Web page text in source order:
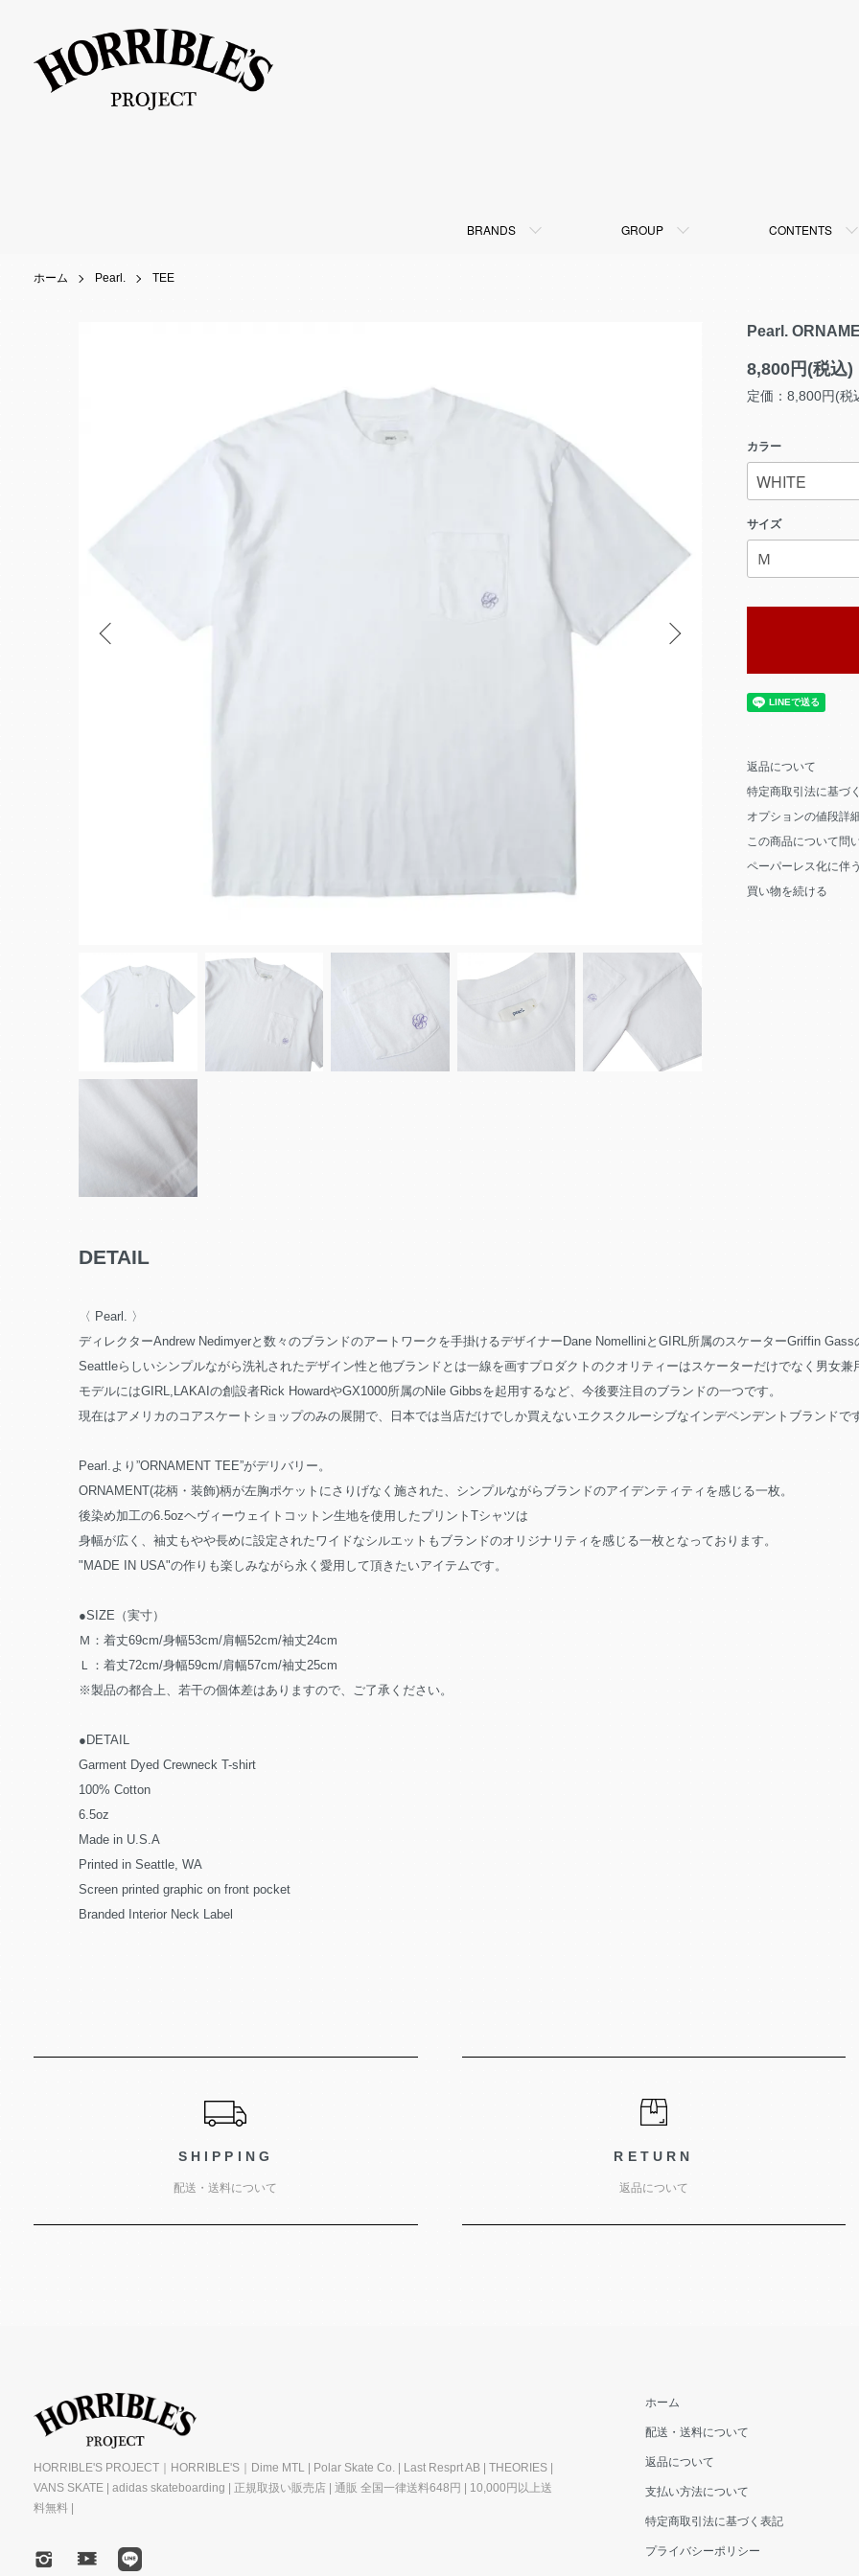
BRANDS GROUP CONTENTS
ホーム Pearl. TEE
Pearl.
8,800円(税込)
定価：8,800円(税
カラー
サイズ
返品について
特定商取引法に基づ
オプションの値段詳
この商品について問
ペーパーレス化に伴
買い物を続ける
DETAIL
〈 Pearl. 〉
ディレクターAndrew Nedimyerと数々のブランドのアートワークを手掛けるデザイナーDane NomelliniとGIRL所属のスケーターGriffin
Seattleらしいシンプルながら洗礼されたデザイン性と他ブランドとは一線を画すプロダクトのクオリティーはスケーターだけでなく男女兼
モデルにはGIRL,LAKAIの創設者Rick HowardやGX1000所属のNile Gibbsを起用するなど、今後要注目のブランドの一つです。
現在はアメリカのコアスケートショップのみの展開で、日本では当店だけでしか買えないエクスクルーシブなインデペンデントブランドです
Pearl.より”ORNAMENT TEE”がデリバリー。
ORNAMENT(花柄・装飾)柄が左胸ポケットにさりげなく施された、シンプルながらブランドのアイデンティティを感じる一枚。
後染め加工の6.5ozヘヴィーウェイトコットン生地を使用したプリントTシャツは
身幅が広く、袖丈もやや長めに設定されたワイドなシルエットもブランドのオリジナリティを感じる一枚となっております。
"MADE IN USA"の作りも楽しみながら永く愛用して頂きたいアイテムです。
●SIZE（実寸）
Ｍ：着丈69cm/身幅53cm/肩幅52cm/袖丈24cm
Ｌ：着丈72cm/身幅59cm/肩幅57cm/袖丈25cm
※製品の都合上、若干の個体差はありますので、ご了承ください。
●DETAIL
Garment Dyed Crewneck T-shirt
100% Cotton
6.5oz
Made in U.S.A
Printed in Seattle, WA
Screen printed graphic on front pocket
Branded Interior Neck Label
SHIPPING
配送・送料について
RETURN
返品について
HORRIBLE'S PROJECT｜HORRIBLE'S｜Dime MTL | Polar Skate Co. | Last Resprt AB | THEORIES |
VANS SKATE | adidas skateboarding | 正規取扱い販売店 | 通販 全国一律送料648円 | 10,000円以上送
料無料 |
ホーム
配送・送料について
返品について
支払い方法について
特定商取引法に基づく表記
プライバシーポリシー